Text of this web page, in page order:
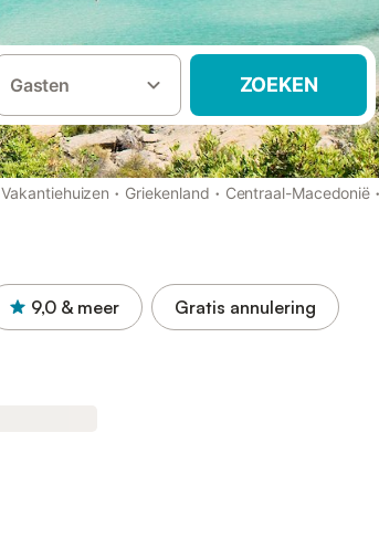
Gasten ZOEKEN
Vakantiehuizen · Griekenland · Centraal-Macedonië ·
9,0 & meer Gratis annulering